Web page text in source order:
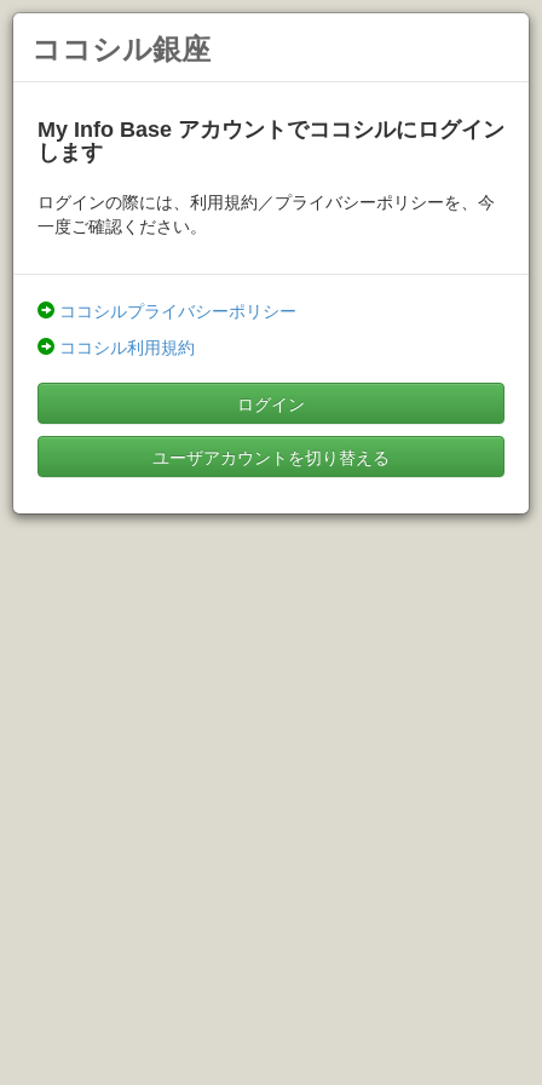
ココシル銀座
My Info Base アカウントでココシルにログイン
します
ログインの際には、利用規約／プライバシーポリシーを、今
一度ご確認ください。
ココシルプライバシーポリシー
ココシル利用規約
ログイン
ユーザアカウントを切り替える